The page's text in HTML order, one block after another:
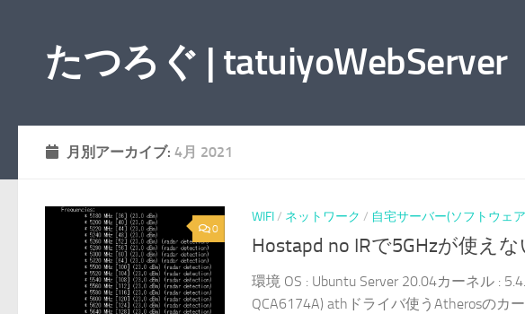
たつろぐ | tatuiyoWebServer
月別アーカイブ: 4月 2021
0
WIFI/ ネットワーク / 自宅サーバー(ソフトウェ
Hostapd no IRで5GHzが使え
環境 OS : Ubuntu Server 20.04カーネル :
QCA6174A) athドライバ使うAtherosのカ